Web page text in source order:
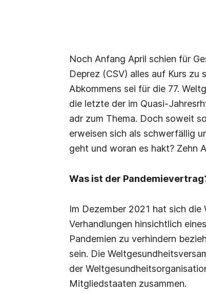
Noch Anfang April schien für
Deprez (CSV) alles auf Kurs
Abkommens sei für die 77.
die letzte der im Quasi-
adr zum Thema. Doch soweit
erweisen sich als schwerfällig
geht und woran es hakt? Zehn
Was ist der
Im Dezember 2021 hat sich
Verhandlungen hinsichtlich
Pandemien zu verhindern
sein. Die
der
Mitgliedstaaten zusammen.